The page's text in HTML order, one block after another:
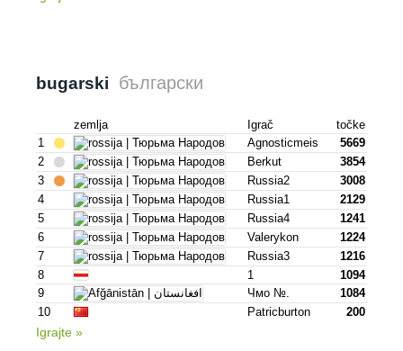
bugarski български
zemlja Igrač
točke
1
Agnosticmeis
5669
2
Berkut
3854
3
Russia2
3008
4
Russia1
2129
5
Russia4
1241
6
Valerykon
1224
7
Russia3
1216
8
1
1094
9
Чмо №.
1084
10
Patricburton 200
Igrajte »